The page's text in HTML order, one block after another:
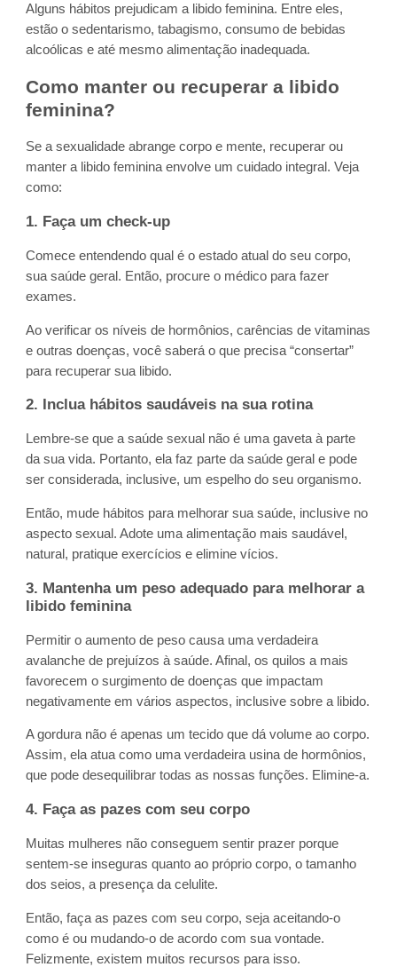
Alguns hábitos prejudicam a libido feminina. Entre eles,
estão o sedentarismo, tabagismo, consumo de bebidas
alcoólicas e até mesmo alimentação inadequada.
Como manter ou recuperar a libido
feminina?
Se a sexualidade abrange corpo e mente, recuperar ou
manter a libido feminina envolve um cuidado integral. Veja
como:
1. Faça um check-up
Comece entendendo qual é o estado atual do seu corpo,
sua saúde geral. Então, procure o médico para fazer
exames.
Ao verificar os níveis de hormônios, carências de vitaminas
e outras doenças, você saberá o que precisa “consertar”
para recuperar sua libido.
2. Inclua hábitos saudáveis na sua rotina
Lembre-se que a saúde sexual não é uma gaveta à parte
da sua vida. Portanto, ela faz parte da saúde geral e pode
ser considerada, inclusive, um espelho do seu organismo.
Então, mude hábitos para melhorar sua saúde, inclusive no
aspecto sexual. Adote uma alimentação mais saudável,
natural, pratique exercícios e elimine vícios.
3. Mantenha um peso adequado para melhorar a
libido feminina
Permitir o aumento de peso causa uma verdadeira
avalanche de prejuízos à saúde. Afinal, os quilos a mais
favorecem o surgimento de doenças que impactam
negativamente em vários aspectos, inclusive sobre a libido.
A gordura não é apenas um tecido que dá volume ao corpo.
Assim, ela atua como uma verdadeira usina de hormônios,
que pode desequilibrar todas as nossas funções. Elimine-a.
4. Faça as pazes com seu corpo
Muitas mulheres não conseguem sentir prazer porque
sentem-se inseguras quanto ao próprio corpo, o tamanho
dos seios, a presença da celulite.
Então, faça as pazes com seu corpo, seja aceitando-o
como é ou mudando-o de acordo com sua vontade.
Felizmente, existem muitos recursos para isso.